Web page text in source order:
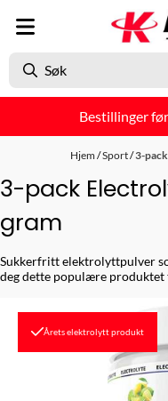
Hopp til innhold
Bestillinger
Hjem/Sport/3-
3-pack
gram
Sukkerfritt elektrolyttpulver
deg dette populære produktet
Årets elektrolytt produkt